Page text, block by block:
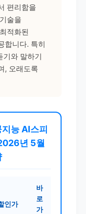
편리함을
술을
적화된
합니다. 특히
기와 말하기
, 오래도록
능 AI스피
년 5월
인가
바
로
가